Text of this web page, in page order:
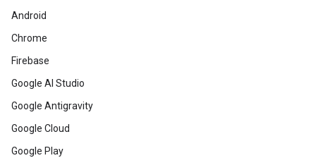
Android
Chrome
Firebase
Google AI Studio
Google Antigravity
Google Cloud
Google Play